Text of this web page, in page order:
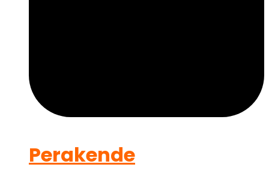
Perakende